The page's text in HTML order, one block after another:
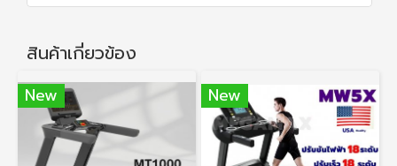
สินค้าเกี่ยวข้อง
New New